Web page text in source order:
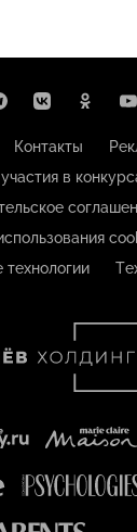
Контакты
в
технологии